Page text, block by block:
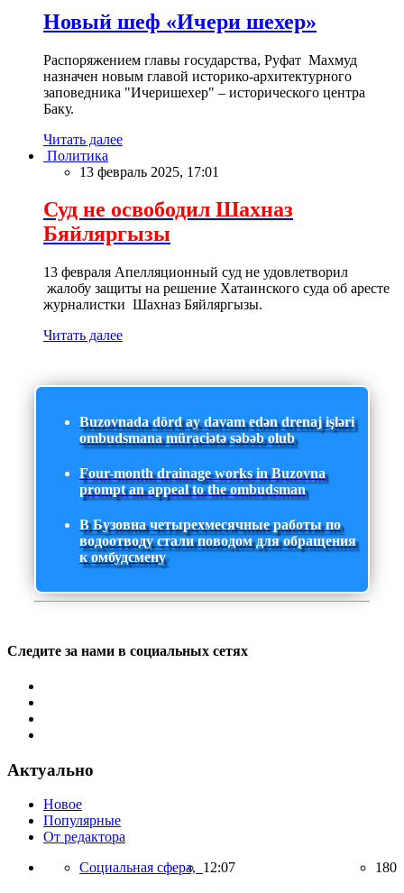
Новый шеф «Ичери шехер»
Распоряжением главы государства, Руфат Махмуд
назначен новым главой историко-архитектурного
заповедника "Ичеришехер" – исторического центра
Баку.
Читать далее
Политика
13 февраль 2025, 17:01
Суд не освободил Шахназ
Бяйляргызы
13 февраля Апелляционный суд не удовлетворил
жалобу защиты на решение Хатаинского суда об аресте
журналистки Шахназ Бяйляргызы.
Читать далее
Buzovnada dörd ay davam edən drenaj işləri
ombudsmana müraciətə səbəb olub
Four-month drainage works in Buzovna
prompt an appeal to the ombudsman
В Бузовна четырехмесячные работы по
водоотводу стали поводом для обращения
к омбудсмену
Следите за нами в социальных сетях
Актуально
Новое
Популярные
От редактора
Социальная сфера, 12:07 180